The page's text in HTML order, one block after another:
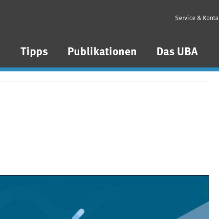
Tipps Publikationen Das UBA
Service &